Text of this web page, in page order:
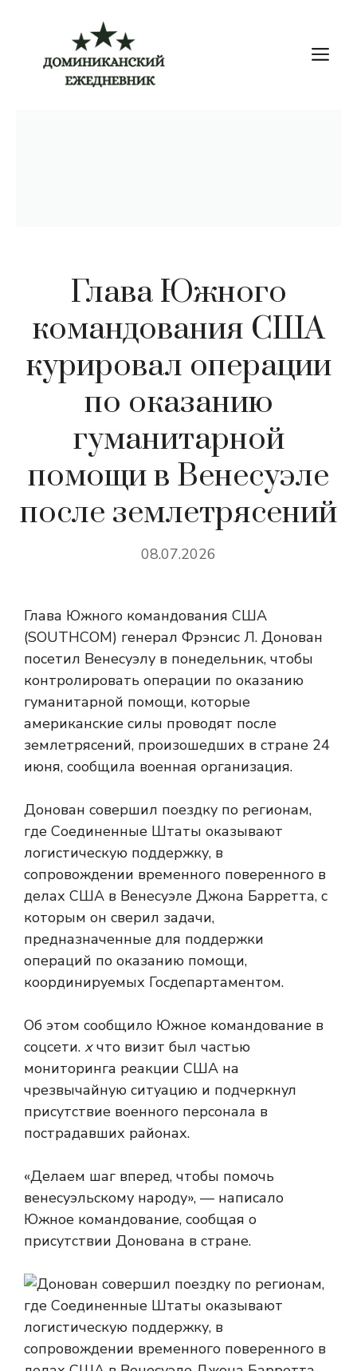
содержимому
Глава Южного
командования США
курировал операции
по оказанию
гуманитарной
помощи в Венесуэле
после землетрясений
08.07.2026
Глава Южного командования США
(SOUTHCOM) генерал Фрэнсис Л. Донован
посетил Венесуэлу в понедельник, чтобы
контролировать операции по оказанию
гуманитарной помощи, которые
американские силы проводят после
землетрясений, произошедших в стране 24
июня, сообщила военная организация.
Донован совершил поездку по регионам,
где Соединенные Штаты оказывают
логистическую поддержку, в
сопровождении временного поверенного в
делах США в Венесуэле Джона Барретта, с
которым он сверил задачи,
предназначенные для поддержки
операций по оказанию помощи,
координируемых Госдепартаментом.
Об этом сообщило Южное командование в
соцсети. хчто визит был частью
мониторинга реакции США на
чрезвычайную ситуацию и подчеркнул
присутствие военного персонала в
пострадавших районах.
«Делаем шаг вперед, чтобы помочь
венесуэльскому народу», — написало
Южное командование, сообщая о
присутствии Донована в стране.